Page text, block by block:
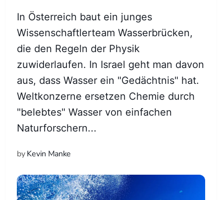
In Österreich baut ein junges
Wissenschaftlerteam Wasserbrücken,
die den Regeln der Physik
zuwiderlaufen. In Israel geht man davon
aus, dass Wasser ein "Gedächtnis" hat.
Weltkonzerne ersetzen Chemie durch
"belebtes" Wasser von einfachen
Naturforschern...
byKevin Manke